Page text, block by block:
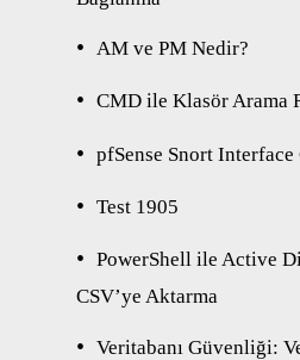
AM ve PM Nedir?
CMD ile Klasör Arama
pfSense Snort
Test 1905
PowerShell ile Active
CSV’ye Aktarma
Veritabanı Güvenliği: